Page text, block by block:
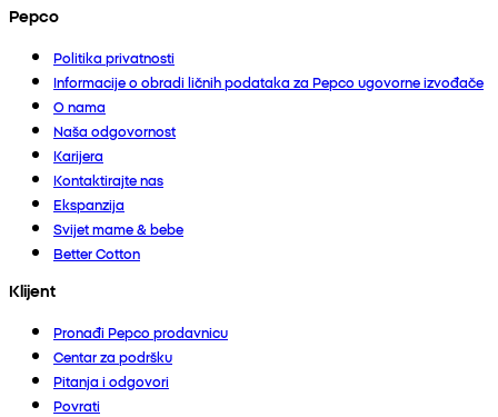
Pepco
Politika privatnosti
Informacije o obradi ličnih podataka za Pepco ugovorne izvođače
O nama
Naša odgovornost
Karijera
Kontaktirajte nas
Ekspanzija
Svijet mame & bebe
Better Cotton
Klijent
Pronađi Pepco prodavnicu
Centar za podršku
Pitanja i odgovori
Povrati